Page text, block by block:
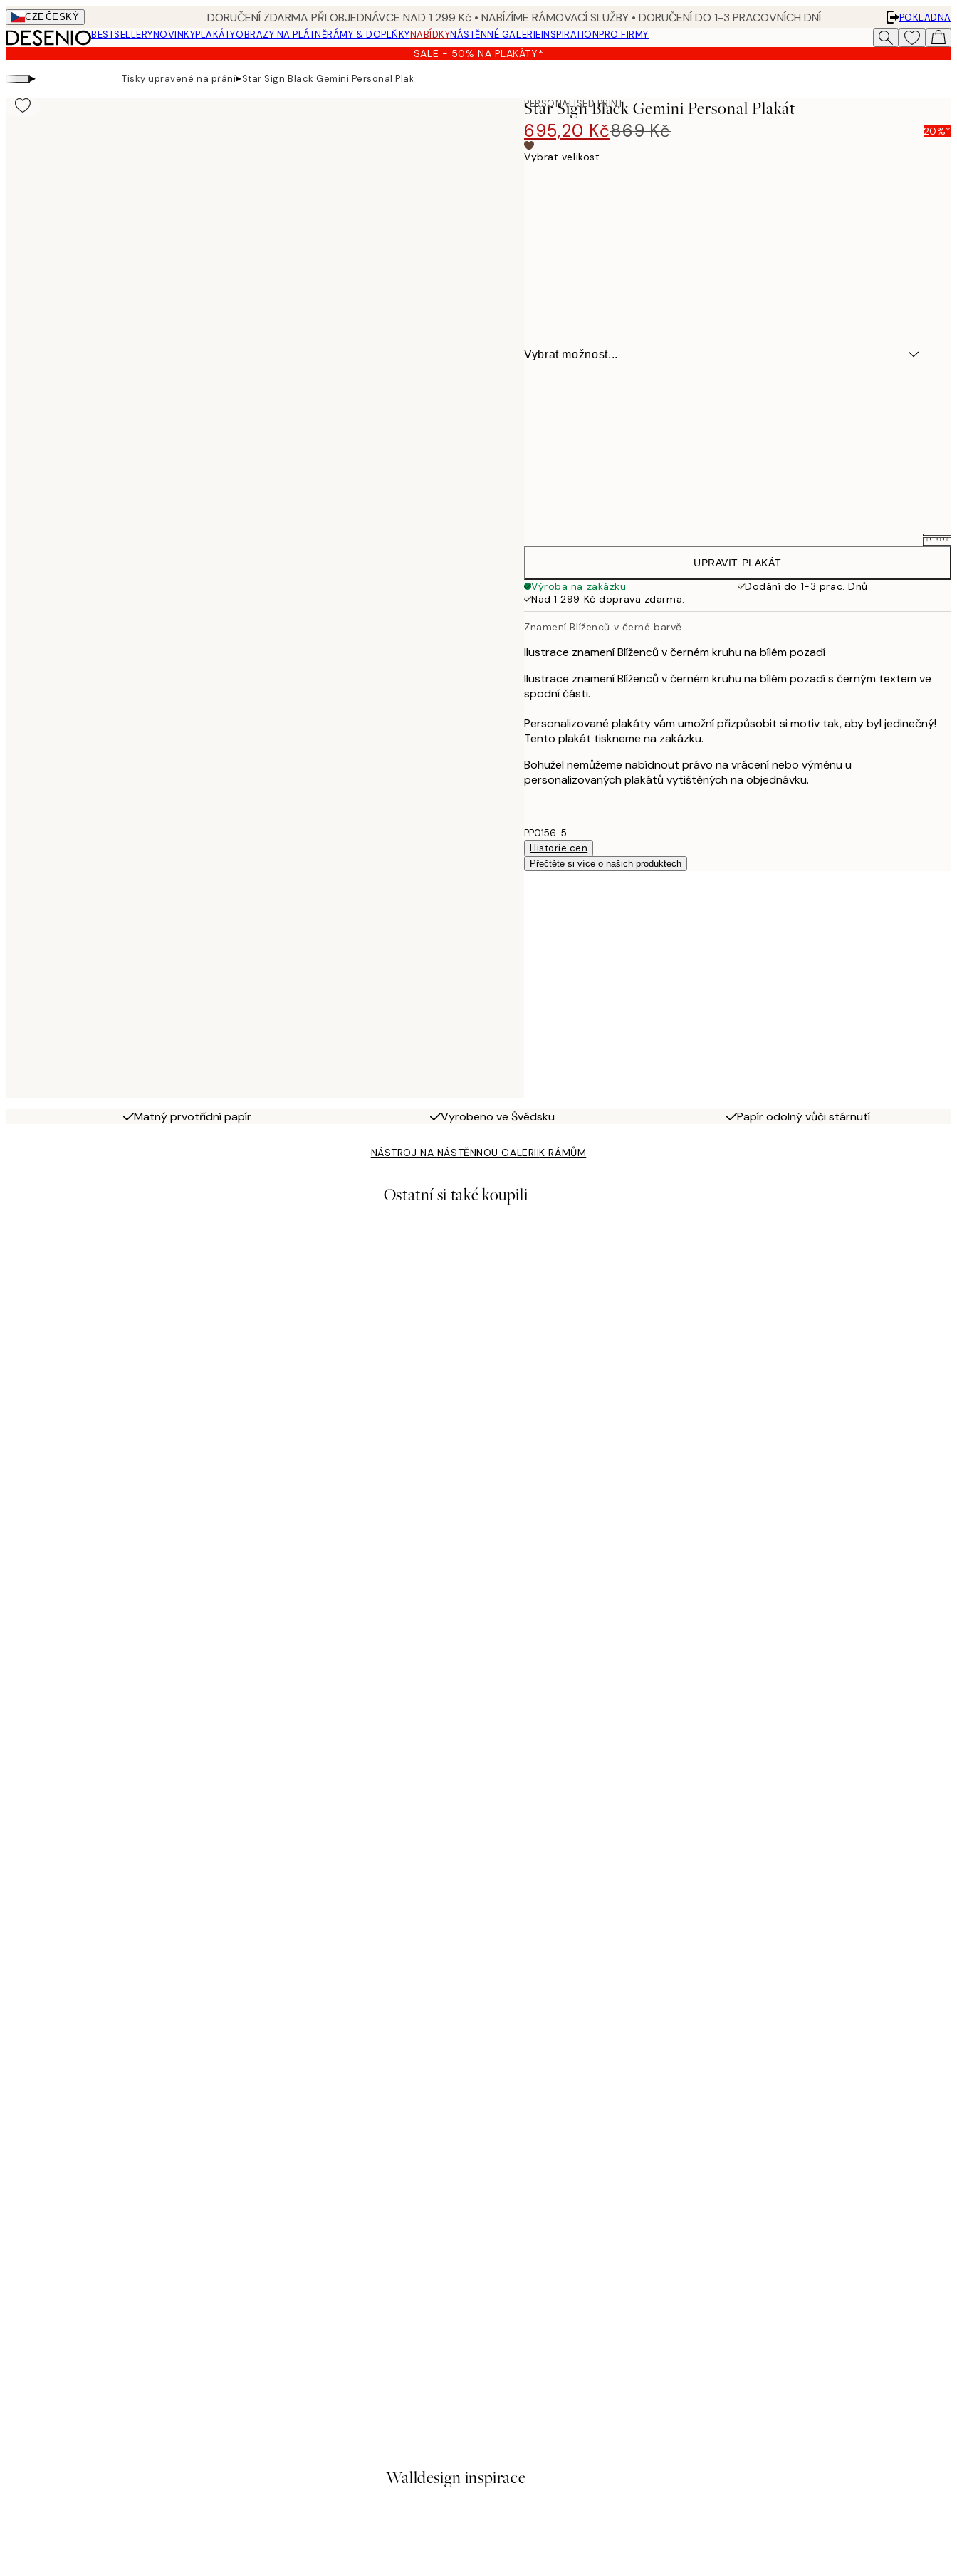
Skip
to
main
content.
CZEČESKÝ DORUČENÍ ZDARMA PŘI OBJEDNÁVCE NAD 1 299 Kč • NABÍZÍME RÁMOVACÍ SLUŽBY • DORUČENÍ DO 1-3 PRACOVNÍCH DNÍ
POKLADNA
BESTSELLERYNOVINKYPLAKÁTYOBRAZY NA PLÁTNĚRÁMY & DOPLŇKYNABÍDKYNÁSTĚNNÉ GALERIEINSPIRATIONPRO FIRMY
SALE - 50% NA PLAKÁTY*
▸ Tisky upravené na přání▸Star Sign Black Gemini Personal Plakát
PERSONALISED PRINT
Star Sign Black Gemini Personal Plakát
695,20 Kč869 Kč 20%*
Vybrat velikost
Vybrat možnost...
869 Kč
50x70 cm
1 079 Kč
UPRAVIT PLAKÁT
Výroba na zakázku
Dodání do 1-3 prac. Dnů
Nad 1 299 Kč doprava zdarma.
Znamení Blíženců v černé barvě
Ilustrace znamení Blíženců v černém kruhu na bílém pozadí
Ilustrace znamení Blíženců v černém kruhu na bílém pozadí s černým textem ve
spodní části.
Personalizované plakáty vám umožní přizpůsobit si motiv tak, aby byl jedinečný!
Tento plakát tiskneme na zakázku.
Bohužel nemůžeme nabídnout právo na vrácení nebo výměnu u
personalizovaných plakátů vytištěných na objednávku.
PP0156-5
Historie cen
Přečtěte si více o našich produktech
Matný prvotřídní papír Vyrobeno ve Švédsku Papír odolný vůči stárnutí
NÁSTROJ NA NÁSTĚNNOU GALERIIK RÁMŮM
Ostatní si také koupili
Walldesign inspirace